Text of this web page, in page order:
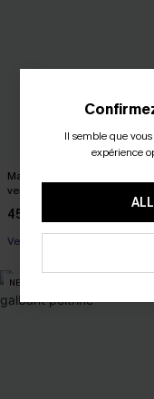
Maillot de bain une pièce
ventre plat à maintien moyen
45,00 €
Ventre plat
NEW
Il semble que
expérience